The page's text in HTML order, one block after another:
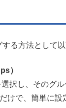
る方法として
）
択し、そのグ
けで、簡単に設